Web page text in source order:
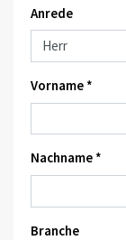
Anrede
Vorname *
Nachname *
Branche